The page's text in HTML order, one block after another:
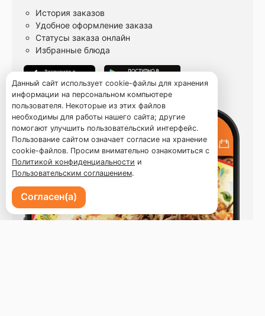
История заказов
Удобное оформление заказа
Статусы заказа онлайн
Избранные блюда
Данный сайт использует cookie-файлы для хранения
информации на персональном компьютере
пользователя. Некоторые из этих файлов
необходимы для работы нашего сайта; другие
помогают улучшить пользовательский интерфейс.
Пользование сайтом означает согласие на хранение
cookie-файлов. Просим внимательно ознакомиться с
Политикой конфиденциальности и
Пользовательским соглашением.
Согласен(а)